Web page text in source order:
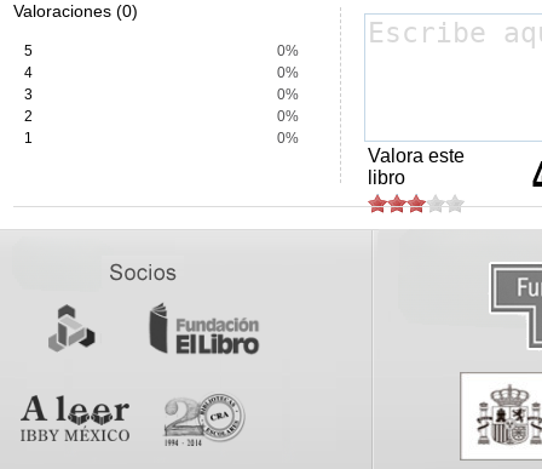
Valoraciones (0)
5
0%
4
0%
3
0%
2
0%
1
0%
Valora este
libro